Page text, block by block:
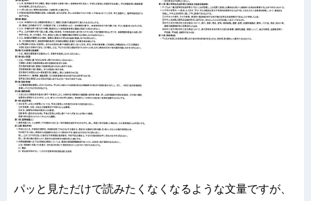
パッと見ただけで読みたくなくなるような文量ですが、